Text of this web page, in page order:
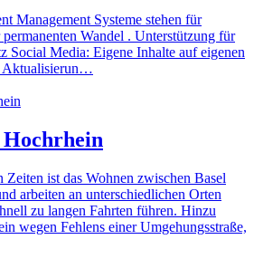
Management Systeme stehen für
Wandel . Unterstützung für
Social Media: Eigene Inhalte auf eigenen
Aktualisierun…
Zeiten ist das Wohnen zwischen Basel
arbeiten an unterschiedlichen Orten
zu langen Fahrten führen. Hinzu
wegen Fehlens einer Umgehungsstraße,